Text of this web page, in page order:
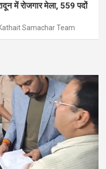
में रोजगार मेला, 559 पदों
Samachar Team